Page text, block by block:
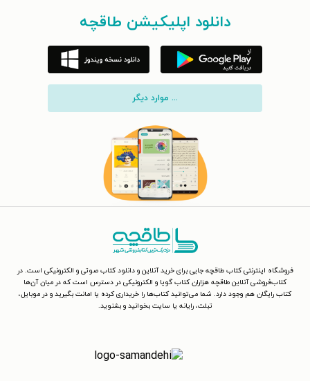
دانلود اپلیکیشن طاقچه
... موارد دیگر
فروشگاه اینترنتی کتاب طاقچه جایی برای خرید آنلاین و دانلود کتاب صوتی و الکترونیکی است. در
کتاب‌فروشی آنلاین طاقچه هزاران کتاب گویا و الکترونیکی در دسترس است که در میان آن‌ها
کتاب رایگان هم وجود دارد. شما می‌توانید کتاب‌ها را خریداری کرده یا امانت بگیرید و در موبایل،
تبلت، رایانه یا سایت بخوانید و بشنوید.